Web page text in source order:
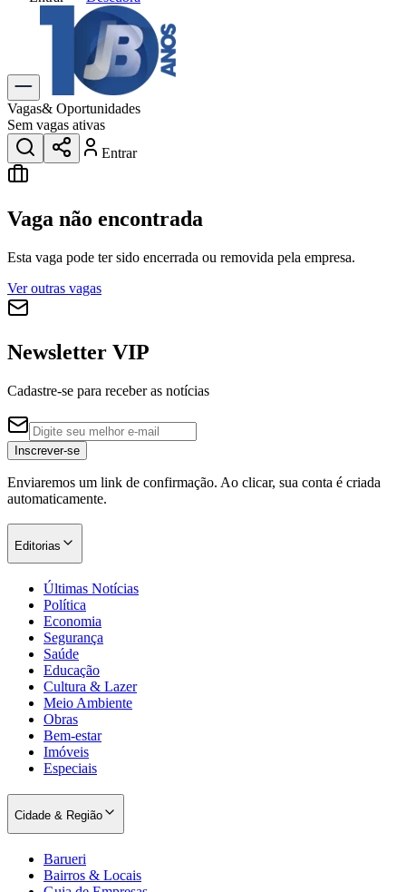
Vagas& Oportunidades
Sem vagas ativas
Entrar
Vaga não encontrada
Esta vaga pode ter sido encerrada ou removida pela empresa.
Ver outras vagas
Newsletter VIP
Cadastre-se para receber as notícias
Inscrever-se
Enviaremos um link de confirmação. Ao clicar, sua conta é criada
automaticamente.
Editorias
Últimas Notícias
Política
Economia
Segurança
Saúde
Educação
Cultura & Lazer
Meio Ambiente
Obras
Bem-estar
Imóveis
Especiais
Cidade & Região
Barueri
Bairros & Locais